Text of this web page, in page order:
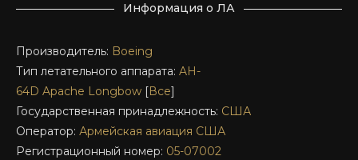
Информация о ЛА
Производитель: Boeing
Тип летательного аппарата: AH-
64D Apache Longbow [Все]
Государственная принадлежность: США
Оператор: Армейская авиация США
Регистрационный номер: 05-07002